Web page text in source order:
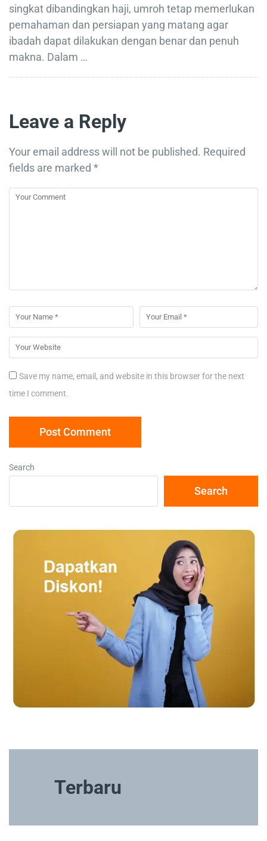
singkat dibandingkan haji, umroh tetap memerlukan
pemahaman dan persiapan yang matang agar
ibadah dapat dilakukan dengan benar dan penuh
makna. Dalam …
Leave a Reply
Your email address will not be published. Required
fields are marked *
Save my name, email, and website in this browser for the next
time I comment.
Search
Search
Terbaru